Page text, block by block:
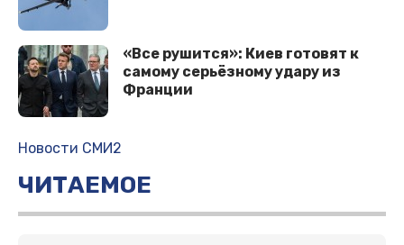
«Все рушится»: Киев готовят к
самому серьёзному удару из
Франции
Новости СМИ2
ЧИТАЕМОЕ